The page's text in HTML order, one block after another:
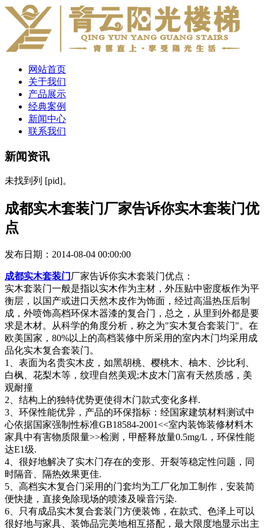
网站首页
关于我们
产品展示
经典案例
新闻中心
联系我们
新闻资讯
未找到列 [pid]。
成都实木套装门厂家告诉你实木套装门优
点
发布日期：2014-08-04 00:00:00
成都实木套装门 厂家告诉你实木套装门优点：
实木套装门一般是指以实木作为主材，外压贴中密度板作为平
衡层，以国产或进口天然木皮作为饰面，经过高温热压后制
成，外喷饰高档环保木器漆的复合门，总之，从里到外都是要
求是木材。从科学的角度分析，称之为"实木复合套装门"。在
欧美国家，80%以上的高档装修中所采用的室内木门均采用成
品化实木复合套装门。
1、表面为名贵实木皮，如黑胡桃、樱桃木、柚木、沙比利、
白枫、花梨木等，纹理自然美观;木皮木门富有天然质感，美
观耐撞
2、结构上的独特优势更使得木门款式变化多样.
3、环保性能优异，产品的环保指标：经国家建筑材料测试中
心依据国家强制性标准GB18584-2001<<室内装饰装修材料木
家具中有害物质限量>>检测，甲醛释放量0.5mg/L，环保性能
达E1级.
4、很好地解决了实木门存在的变形、开裂等稳定性问题，同
时隔音、隔热效果更佳.
5、高档实木复合门采用的门套均为工厂化加工制作，安装简
便快捷，直接免除现场的喷漆及噪音污染.
6、只有成品实木复合套装门方便装饰，在款式、色泽上可以
很好地与家具、装饰品完美地相互搭配，最大限度地显示出主